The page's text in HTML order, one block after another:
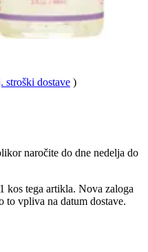
stroški dostave )
naročite do dne nedelja do
kos tega artikla. Nova zaloga
to vpliva na datum dostave.